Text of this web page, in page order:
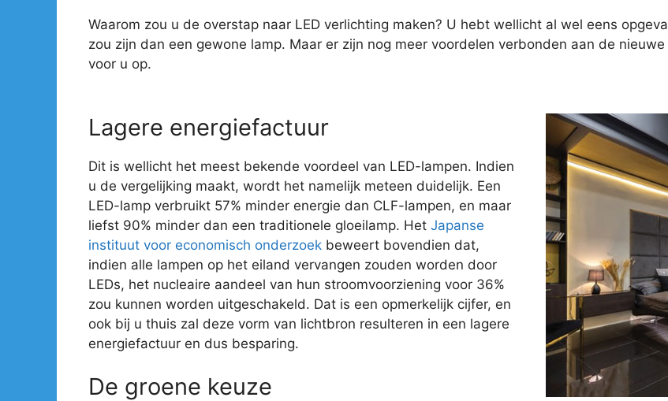
Waarom zou u de overstap naar LED verlichting maken? U hebt wellicht al wel eens
zou zijn dan een gewone lamp. Maar er zijn nog meer voordelen verbonden aan de
voor u op.
Lagere energiefactuur
Dit is wellicht het meest bekende voordeel van LED-lampen. Indien
u de vergelijking maakt, wordt het namelijk meteen duidelijk. Een
LED-lamp verbruikt 57% minder energie dan CLF-lampen, en maar
liefst 90% minder dan een traditionele gloeilamp. Het Japanse
instituut voor economisch onderzoek beweert bovendien dat,
indien alle lampen op het eiland vervangen zouden worden door
LEDs, het nucleaire aandeel van hun stroomvoorziening voor 36%
zou kunnen worden uitgeschakeld. Dat is een opmerkelijk cijfer, en
ook bij u thuis zal deze vorm van lichtbron resulteren in een lagere
energiefactuur en dus besparing.
De groene keuze